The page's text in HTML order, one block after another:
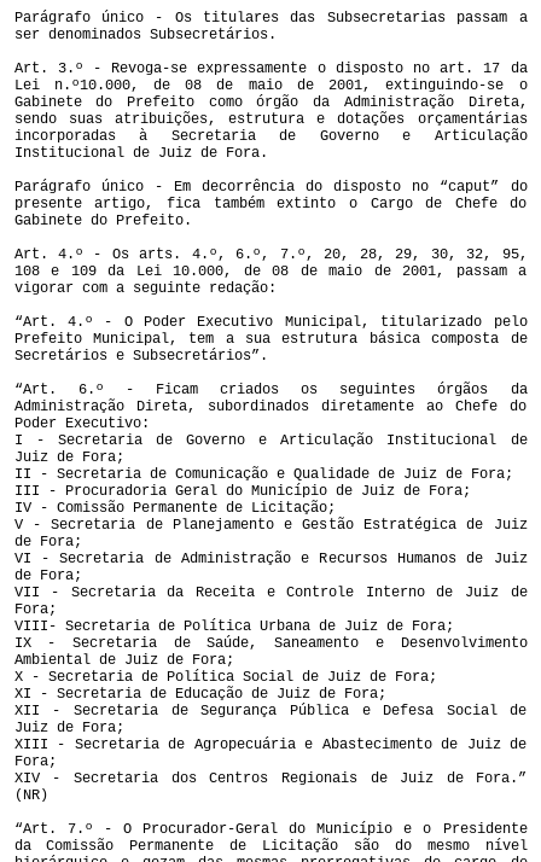
Parágrafo único - Os titulares das Subsecretarias passam a
ser denominados Subsecretários.
Art. 3.º - Revoga-se expressamente o disposto no art. 17 da
Lei n.º10.000, de 08 de maio de 2001, extinguindo-se o
Gabinete do Prefeito como órgão da Administração Direta,
sendo suas atribuições, estrutura e dotações orçamentárias
incorporadas à Secretaria de Governo e Articulação
Institucional de Juiz de Fora.
Parágrafo único - Em decorrência do disposto no “caput” do
presente artigo, fica também extinto o Cargo de Chefe do
Gabinete do Prefeito.
Art. 4.º - Os arts. 4.º, 6.º, 7.º, 20, 28, 29, 30, 32, 95,
108 e 109 da Lei 10.000, de 08 de maio de 2001, passam a
vigorar com a seguinte redação:
“Art. 4.º - O Poder Executivo Municipal, titularizado pelo
Prefeito Municipal, tem a sua estrutura básica composta de
Secretários e Subsecretários”.
“Art. 6.º - Ficam criados os seguintes órgãos da
Administração Direta, subordinados diretamente ao Chefe do
Poder Executivo:
I - Secretaria de Governo e Articulação Institucional de
Juiz de Fora;
II - Secretaria de Comunicação e Qualidade de Juiz de Fora;
III - Procuradoria Geral do Município de Juiz de Fora;
IV - Comissão Permanente de Licitação;
V - Secretaria de Planejamento e Gestão Estratégica de Juiz
de Fora;
VI - Secretaria de Administração e Recursos Humanos de Juiz
de Fora;
VII - Secretaria da Receita e Controle Interno de Juiz de
Fora;
VIII- Secretaria de Política Urbana de Juiz de Fora;
IX - Secretaria de Saúde, Saneamento e Desenvolvimento
Ambiental de Juiz de Fora;
X - Secretaria de Política Social de Juiz de Fora;
XI - Secretaria de Educação de Juiz de Fora;
XII - Secretaria de Segurança Pública e Defesa Social de
Juiz de Fora;
XIII - Secretaria de Agropecuária e Abastecimento de Juiz de
Fora;
XIV - Secretaria dos Centros Regionais de Juiz de Fora.”
(NR)
“Art. 7.º - O Procurador-Geral do Município e o Presidente
da Comissão Permanente de Licitação são do mesmo nível